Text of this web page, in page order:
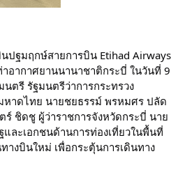
ปฐมฤกษ์สายการบิน Etihad Airways
าอากาศยานนานาชาติกระบี่ ในวันที่ 9
ตรี รัฐมนตรีว่าการกระทรวง
หาดไทย นายชยธรรม์ พรหมศร ปลัด
ชิดชู ผู้ว่าราชการจังหวัดกระบี่ นาย
ละเอกชนด้านการท่องเที่ยวในพื้นที่
างบินใหม่ เพื่อกระตุ้นการเดินทาง